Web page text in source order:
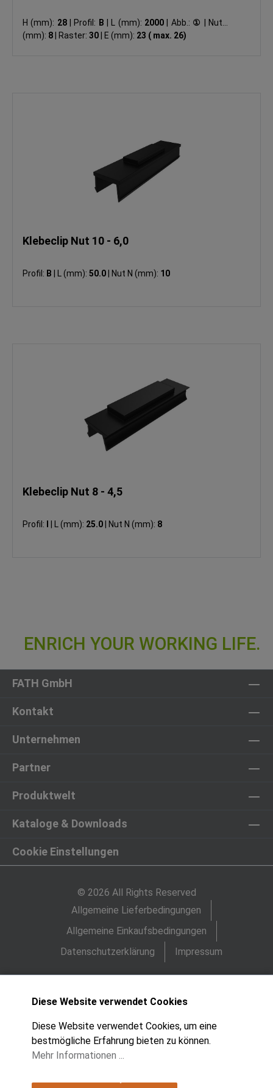
H (mm): 28 Profil: B L (mm): 2000 Abb.: ①
Nut N
(mm): 8 Raster: 30 E (mm): 23 ( max. 26)
Klebeclip Nut 10 - 6,0
Profil: B L (mm): 50.0 Nut N (mm): 10
Klebeclip Nut 8 - 4,5
Profil: L (mm): 25.0 Nut N (mm): 8
FATH GmbH
Kontakt
Unternehmen
Partner
Produktwelt
Kataloge & Downloads
Cookie Einstellungen
© 2026 All Rights Reserved
Allgemeine Lieferbedingungen
Allgemeine Einkaufsbedingungen
Datenschutzerklärung
Impressum
Diese Website verwendet Cookies
Diese Website verwendet Cookies, um eine
bestmögliche Erfahrung bieten zu können.
Mehr Informationen ...